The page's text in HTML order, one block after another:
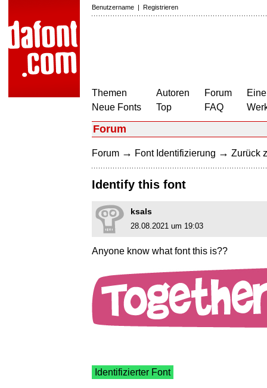
Benutzername | Registrieren
Themen
Neue Fonts
Autoren
Top
Forum
FAQ
Forum
Forum → Font Identifizierung → Zurück
Identify this font
ksals
28.08.2021 um 19:03
Anyone know what font this is??
Identifizierter Font